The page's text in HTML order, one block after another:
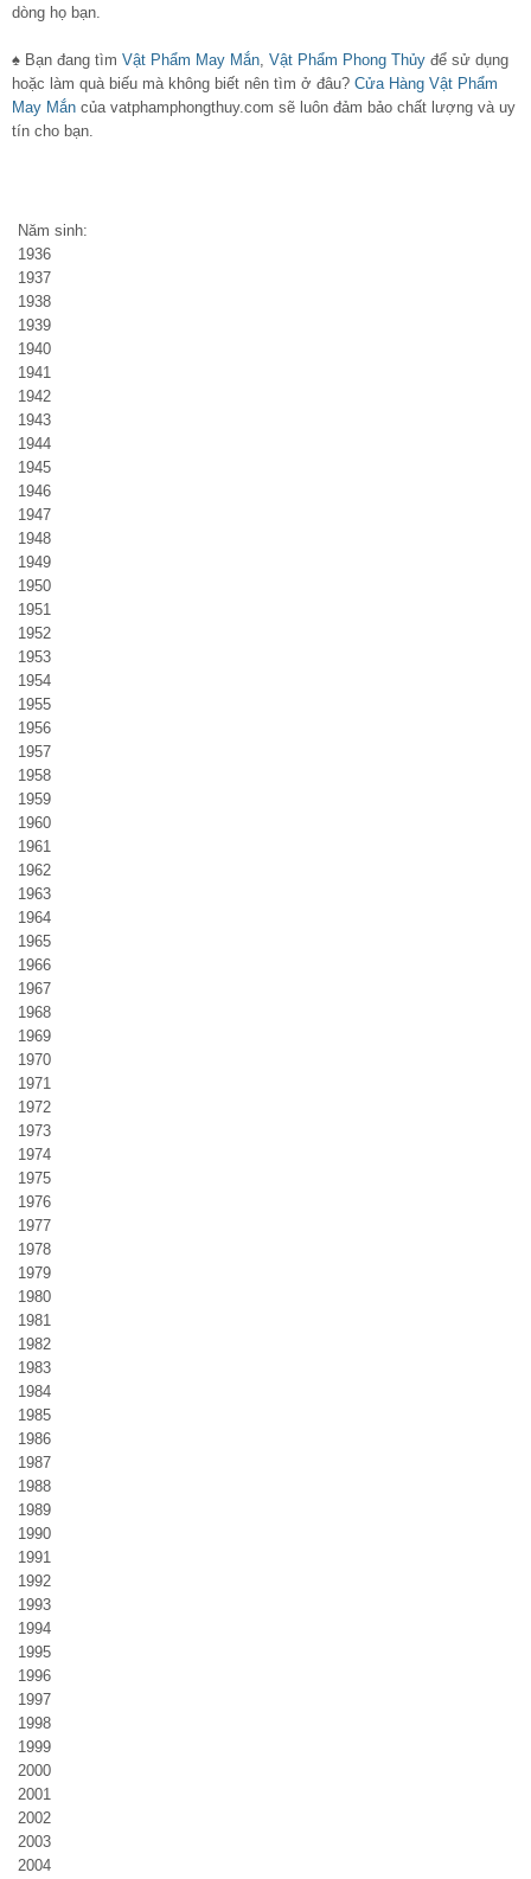
dòng họ bạn.
♠ Bạn đang tìm Vật Phẩm May Mắn, Vật Phẩm Phong Thủy để sử dụng
hoặc làm quà biếu mà không biết nên tìm ở đâu? Cửa Hàng Vật Phẩm
May Mắn của vatphamphongthuy.com sẽ luôn đảm bảo chất lượng và uy
tín cho bạn.
Năm sinh:
1936
1937
1938
1939
1940
1941
1942
1943
1944
1945
1946
1947
1948
1949
1950
1951
1952
1953
1954
1955
1956
1957
1958
1959
1960
1961
1962
1963
1964
1965
1966
1967
1968
1969
1970
1971
1972
1973
1974
1975
1976
1977
1978
1979
1980
1981
1982
1983
1984
1985
1986
1987
1988
1989
1990
1991
1992
1993
1994
1995
1996
1997
1998
1999
2000
2001
2002
2003
2004